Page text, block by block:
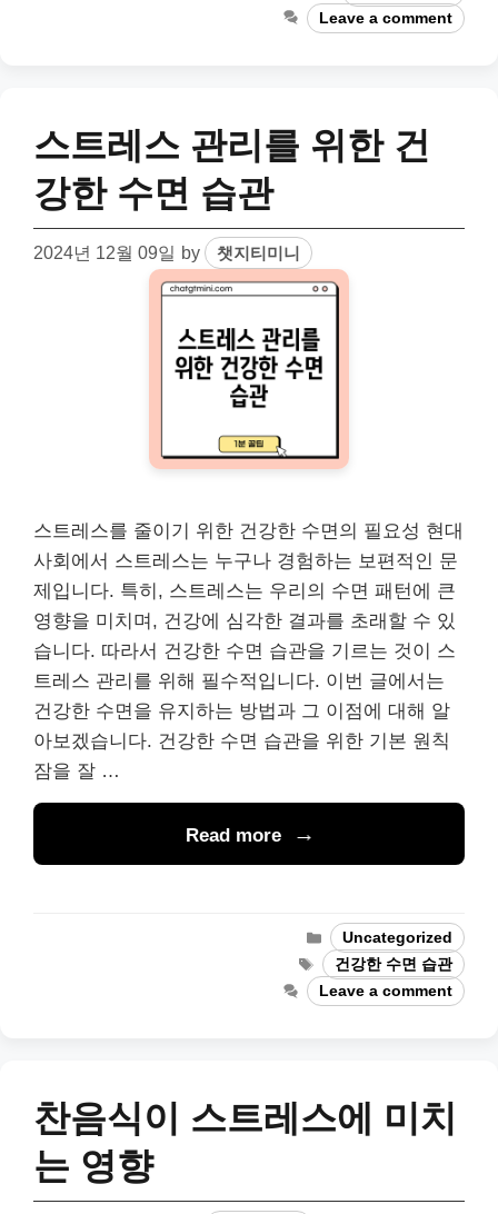
Leave a comment
스트레스 관리를 위한 건
강한 수면 습관
2024년 12월 09일 by 챗지티미니
스트레스를 줄이기 위한 건강한 수면의 필요성 현대
사회에서 스트레스는 누구나 경험하는 보편적인 문
제입니다. 특히, 스트레스는 우리의 수면 패턴에 큰
영향을 미치며, 건강에 심각한 결과를 초래할 수 있
습니다. 따라서 건강한 수면 습관을 기르는 것이 스
트레스 관리를 위해 필수적입니다. 이번 글에서는
건강한 수면을 유지하는 방법과 그 이점에 대해 알
아보겠습니다. 건강한 수면 습관을 위한 기본 원칙
잠을 잘 …
Read more
Categories
Uncategorized
Tags건강한 수면 습관
Leave a comment
찬음식이 스트레스에 미치
는 영향